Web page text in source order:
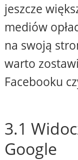
jeszcze
mediów
na swoją
warto
Facebooku
3.1
Google